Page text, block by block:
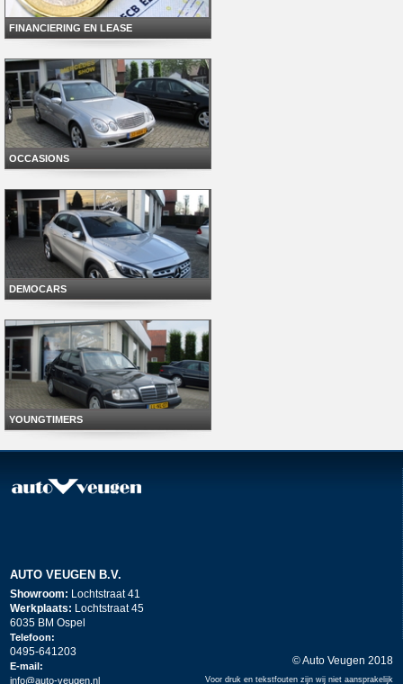
FINANCIERING EN LEASE
OCCASIONS
DEMOCARS
YOUNGTIMERS
AUTO VEUGEN B.V.
Showroom: Lochtstraat 41
Werkplaats: Lochtstraat 45
6035 BM Ospel
Telefoon:
0495-641203
E-mail:
info@auto-veugen.nl
© Auto Veugen 2018
Voor druk en tekstfouten zijn wij niet aansprakelijk